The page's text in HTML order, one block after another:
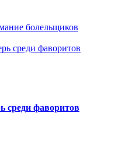
болельщиков
среди фаворитов
среди фаворитов